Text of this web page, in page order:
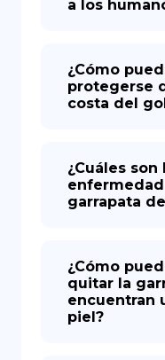
a los
¿Cómo
protegerse
costa del
¿Cuáles
garrapata
¿Cómo
quitar la
encuentran
piel?